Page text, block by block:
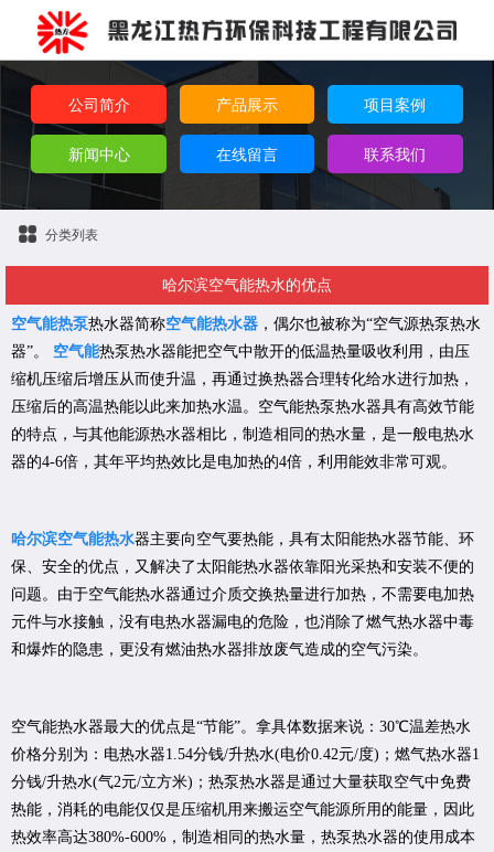
公司简介 产品展示 项目案例
新闻中心 在线留言 联系我们
分类列表
哈尔滨空气能热水​的优点
空气能热泵热水器简称空气能热水器 ，偶尔也被称为“空气源热泵热水
器”。 空气能热泵热水器能把空气中散开的低温热量吸收利用，由压
缩机压缩后增压从而使升温，再通过换热器合理转化给水进行加热，
压缩后的高温热能以此来加热水温。空气能热泵热水器具有高效节能
的特点，与其他能源热水器相比，制造相同的热水量，是一般电热水
器的4-6倍，其年平均热效比是电加热的4倍，利用能效非常可观。
哈尔滨空气能热水器主要向空气要热能，具有太阳能热水器节能、环
保、安全的优点，又解决了太阳能热水器依靠阳光采热和安装不便的
问题。由于空气能热水器通过介质交换热量进行加热，不需要电加热
元件与水接触，没有电热水器漏电的危险，也消除了燃气热水器中毒
和爆炸的隐患，更没有燃油热水器排放废气造成的空气污染。
空气能热水器最大的优点是“节能”。拿具体数据来说：30℃温差热水
价格分别为：电热水器1.54分钱/升热水(电价0.42元/度)；燃气热水器1
分钱/升热水(气2元/立方米)；热泵热水器是通过大量获取空气中免费
热能，消耗的电能仅仅是压缩机用来搬运空气能源所用的能量，因此
热效率高达380%-600%，制造相同的热水量，热泵热水器的使用成本